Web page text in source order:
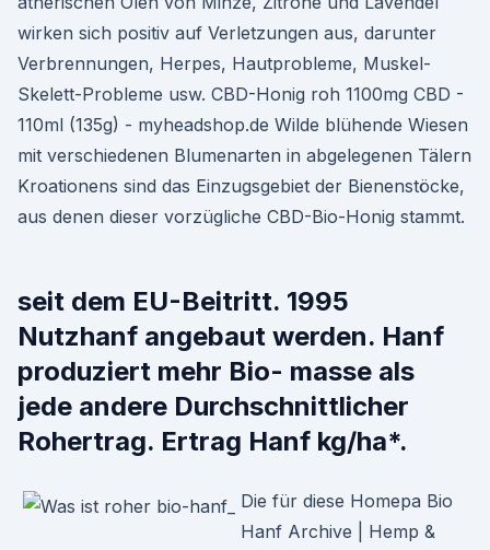
wirken sich positiv auf Verletzungen aus, darunter
Verbrennungen, Herpes, Hautprobleme, Muskel-
Skelett-Probleme usw. CBD-Honig roh 1100mg CBD -
110ml (135g) - myheadshop.de Wilde blühende Wiesen
mit verschiedenen Blumenarten in abgelegenen Tälern
Kroationens sind das Einzugsgebiet der Bienenstöcke,
aus denen dieser vorzügliche CBD-Bio-Honig stammt.
seit dem EU-Beitritt. 1995
Nutzhanf angebaut werden. Hanf
produziert mehr Bio- masse als
jede andere Durchschnittlicher
Rohertrag. Ertrag Hanf kg/ha*.
Die für diese Homepa Bio
Hanf Archive | Hemp &